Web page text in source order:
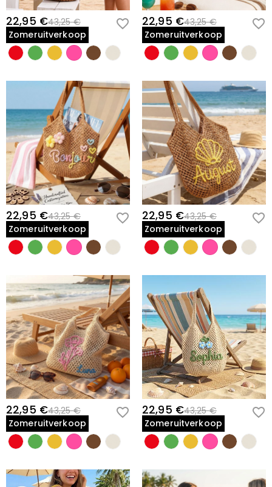
* Veilige Smooth-Glide Rits: Ontworpen voor de vrouw in beweging,
zorgt de geïntegreerde ritssluiting ervoor dat haar dagboeken, tech
en dagelijkse essentiëlen veilig blijven, of zij nu in een café is of
pendelt.
ergonomische bandjes stellen haar in staat om van een
weekendbezoek aan de bibliotheek naar een casual diner te gaan
zonder ooit haar unieke stijl op te geven.
Geef haar een cadeau dat meer dan alleen haar bezittingen
draagt—geef haar een cadeau dat haar naam fluistert naar de
wereld; personaliseer vandaag nog haar corduroy tas.
22,95 €43,25 €
Zomeruitverkoop
22,95 €43,25 €
Zomeruitverkoop
22,95 €43,25 €
Zomeruitverkoop
22,95 €43,25 €
Zomeruitverkoop
22,95 €43,25 €
Zomeruitverkoop
22,95 €43,25 €
Zomeruitverkoop